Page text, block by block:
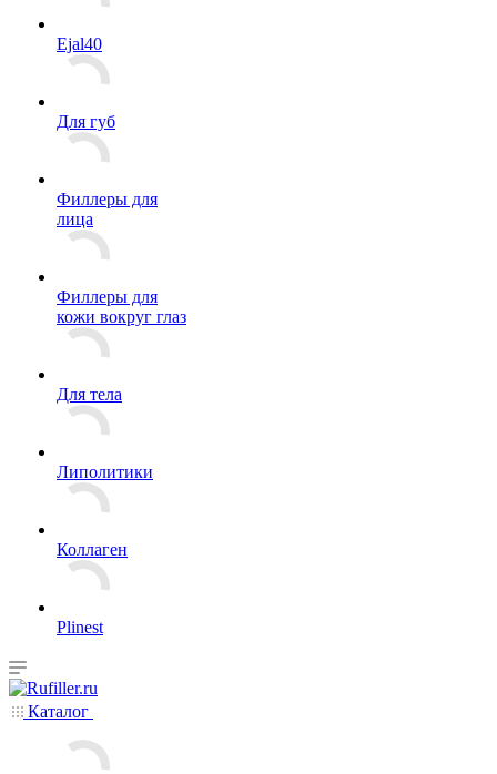
Ejal40
Для губ
Филлеры для
лица
Филлеры для
кожи вокруг глаз
Для тела
Липолитики
Коллаген
Plinest
Каталог